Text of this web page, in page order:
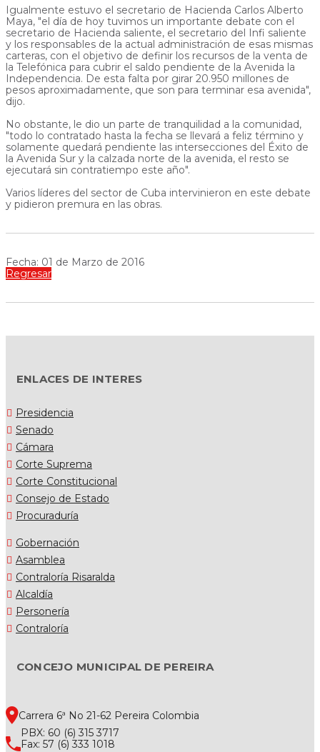
Igualmente estuvo el secretario de Hacienda Carlos Alberto
Maya, "el día de hoy tuvimos un importante debate con el
secretario de Hacienda saliente, el secretario del Infi saliente
y los responsables de la actual administración de esas mismas
carteras, con el objetivo de definir los recursos de la venta de
la Telefónica para cubrir el saldo pendiente de la Avenida la
Independencia. De esta falta por girar 20.950 millones de
pesos aproximadamente, que son para terminar esa avenida",
dijo.
No obstante, le dio un parte de tranquilidad a la comunidad,
"todo lo contratado hasta la fecha se llevará a feliz término y
solamente quedará pendiente las intersecciones del Éxito de
la Avenida Sur y la calzada norte de la avenida, el resto se
ejecutará sin contratiempo este año".
Varios líderes del sector de Cuba intervinieron en este debate
y pidieron premura en las obras.
Fecha: 01 de Marzo de 2016
Regresar
ENLACES DE INTERES
Presidencia
Senado
Cámara
Corte Suprema
Corte Constitucional
Consejo de Estado
Procuraduría
Gobernación
Asamblea
Contraloría Risaralda
Alcaldía
Personería
Contraloría
CONCEJO MUNICIPAL DE PEREIRA
Carrera 6ª No 21-62 Pereira Colombia
PBX: 60 (6) 315 3717
Fax: 57 (6) 333 1018